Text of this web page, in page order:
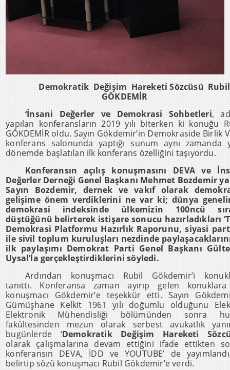
Demokratik Değişim Hareketi Sözcüsü Rubil
GÖKDEMİR
‘İnsani Değerler ve Demokrasi Sohbetleri,
yapılan konferansların 2019 yılı biterken ki konuğu
GÖKDEMİR oldu. Sayın Gökdemir’in Demokraside Birlik
konferans salonunda yaptığı sunum aynı zamanda
dönemde başlatılan ilk konferans özelliğini taşıyordu.
Konferansın açılış konuşmasını DEVA ve
Değerler Derneği Genel Başkanı Mehmet Bozdemir
Sayın Bozdemir, dernek ve vakıf olarak
gelişime önem verdiklerini ne var ki; dünya
demokrasi indeksinde ülkemizin 100ncü
düştüğünü belirterek istişare sonucu hazırladıkları
Demokrasi Platformu Hazırlık Raporunu, siyasi
ile sivil toplum kuruluşları nezdinde
ilk paylaşımı Demokrat Parti Genel Başkanı
Uysal’la gerçekleştirdiklerini söyledi.
Ardından konuşmacı Rubil Gökdemir’i
tanıttı. Konferansa zaman ayırıp gelen
konuşmacı Gökdemir’e teşekkür etti. Sayın
Gümüşhane Kelkit 1961 yılı doğumlu olduğunu
Elektronik Mühendisliği bölümünden sonra
fakültesinden mezun olarak serbest avukatlık
bugünlerde ‘Demokratik Değişim Hareketi
olarak çalışmalarına devam ettiğini ifade ettikten
konferansın DEVA, İDD ve YOUTUBE’ de
belirtip sözü konuşmacı Rubil Gökdemir’e verdi.